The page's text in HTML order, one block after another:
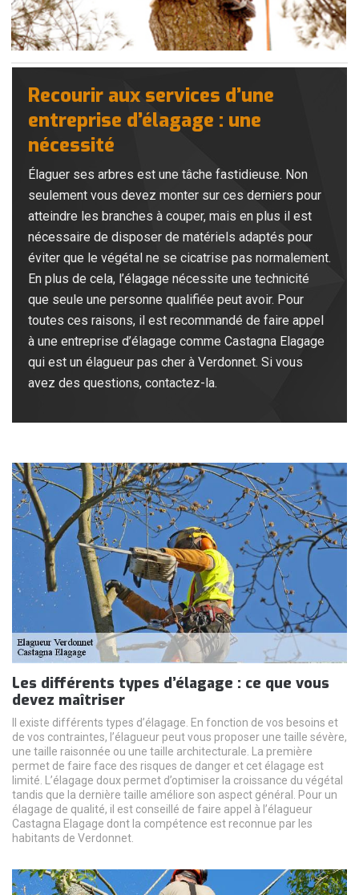
Recourir aux services d’une
entreprise d’élagage : une
nécessité
Élaguer ses arbres est une tâche fastidieuse. Non
seulement vous devez monter sur ces derniers pour
atteindre les branches à couper, mais en plus il est
nécessaire de disposer de matériels adaptés pour
éviter que le végétal ne se cicatrise pas normalement.
En plus de cela, l’élagage nécessite une technicité
que seule une personne qualifiée peut avoir. Pour
toutes ces raisons, il est recommandé de faire appel
à une entreprise d’élagage comme Castagna Elagage
qui est un élagueur pas cher à Verdonnet. Si vous
avez des questions, contactez-la.
Les différents types d’élagage : ce que vous
devez maîtriser
Il existe différents types d’élagage. En fonction de vos besoins et
de vos contraintes, l’élagueur peut vous proposer une taille sévère,
une taille raisonnée ou une taille architecturale. La première
permet de faire face des risques de danger et cet élagage est
limité. L’élagage doux permet d’optimiser la croissance du végétal
tandis que la dernière taille améliore son aspect général. Pour un
élagage de qualité, il est conseillé de faire appel à l’élagueur
Castagna Elagage dont la compétence est reconnue par les
habitants de Verdonnet.